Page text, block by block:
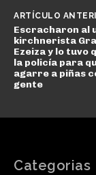
ARTÍCULO
Escracharon al
kirchnerista
Ezeiza y lo tuvo
la policía para
agarre a piñas
gente
Categorias